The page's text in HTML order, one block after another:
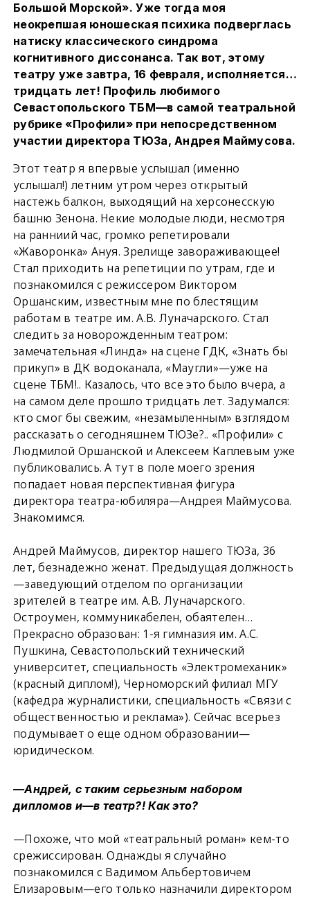
Большой Морской». Уже тогда моя
неокрепшая юношеская психика подверглась
натиску классического синдрома
когнитивного диссонанса. Так вот, этому
театру уже завтра, 16 февраля, исполняется…
тридцать лет! Профиль любимого
Севастопольского ТБМ—в самой театральной
рубрике «Профили» при непосредственном
участии директора ТЮЗа, Андрея Маймусова.
Этот театр я впервые услышал (именно
услышал!) летним утром через открытый
настежь балкон, выходящий на херсонесскую
башню Зенона. Некие молодые люди, несмотря
на ранниий час, громко репетировали
«Жаворонка» Ануя. Зрелище завораживающее!
Стал приходить на репетиции по утрам, где и
познакомился с режиссером Виктором
Оршанским, известным мне по блестящим
работам в театре им. А.В. Луначарского. Стал
следить за новорожденным театром:
замечательная «Линда» на сцене ГДК, «Знать бы
прикуп» в ДК водоканала, «Маугли»—уже на
сцене ТБМ!.. Казалось, что все это было вчера, а
на самом деле прошло тридцать лет. Задумался:
кто смог бы свежим, «незамыленным» взглядом
рассказать о сегодняшнем ТЮЗе?.. «Профили» с
Людмилой Оршанской и Алексеем Каплевым уже
публиковались. А тут в поле моего зрения
попадает новая перспективная фигура
директора театра-юбиляра—Андрея Маймусова.
Знакомимся.
Андрей Маймусов, директор нашего ТЮЗа, 36
лет, безнадежно женат. Предыдущая должность
—заведующий отделом по организации
зрителей в театре им. А.В. Луначарского.
Остроумен, коммуникабелен, обаятелен…
Прекрасно образован: 1-я гимназия им. А.С.
Пушкина, Севастопольский технический
университет, специальность «Электромеханик»
(красный диплом!), Черноморский филиал МГУ
(кафедра журналистики, специальность «Связи с
общественностью и реклама»). Сейчас всерьез
подумывает о еще одном образовании—
юридическом.
—Андрей, с таким серьезным набором
дипломов и—в театр?! Как это?
—Похоже, что мой «театральный роман» кем-то
срежиссирован. Однажды я случайно
познакомился с Вадимом Альбертовичем
Елизаровым—его только назначили директором